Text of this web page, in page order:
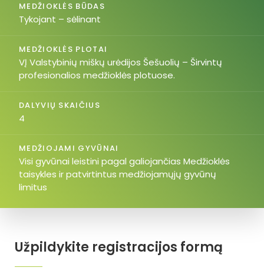
Užpildykite registracijos formą
MEDŽIOKLĖS BŪDAS
Tykojant – sėlinant
MEDŽIOKLĖS PLOTAI
VĮ Valstybinių miškų urėdijos Šešuolių – Širvintų
profesionalios medžioklės plotuose.
DALYVIŲ SKAIČIUS
4
MEDŽIOJAMI GYVŪNAI
Visi gyvūnai leistini pagal galiojančias Medžioklės
taisykles ir patvirtintus medžiojamųjų gyvūnų
limitus